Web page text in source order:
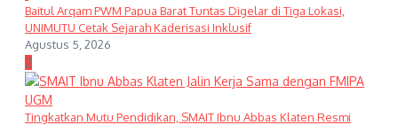
Baitul Arqam PWM Papua Barat Tuntas Digelar di Tiga Lokasi,
UNIMUTU Cetak Sejarah Kaderisasi Inklusif
Agustus 5, 2026
2
Tingkatkan Mutu Pendidikan, SMAIT Ibnu Abbas Klaten Resmi